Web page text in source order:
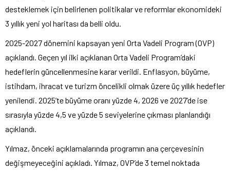
desteklemek için belirlenen politikalar ve reformlar ekonomideki
3 yıllık yeni yol haritası da belli oldu.
2025-2027 dönemini kapsayan yeni Orta Vadeli Program (OVP)
açıklandı. Geçen yıl ilki açıklanan Orta Vadeli Program’daki
hedeflerin güncellenmesine karar verildi. Enflasyon, büyüme,
istihdam, ihracat ve turizm öncelikli olmak üzere üç yıllık hedefler
yenilendi. 2025’te büyüme oranı yüzde 4, 2026 ve 2027’de ise
sırasıyla yüzde 4,5 ve yüzde 5 seviyelerine çıkması planlandığı
açıklandı.
Yılmaz, önceki açıklamalarında programın ana çerçevesinin
değişmeyeceğini açıkladı. Yılmaz, OVP’de 3 temel noktada